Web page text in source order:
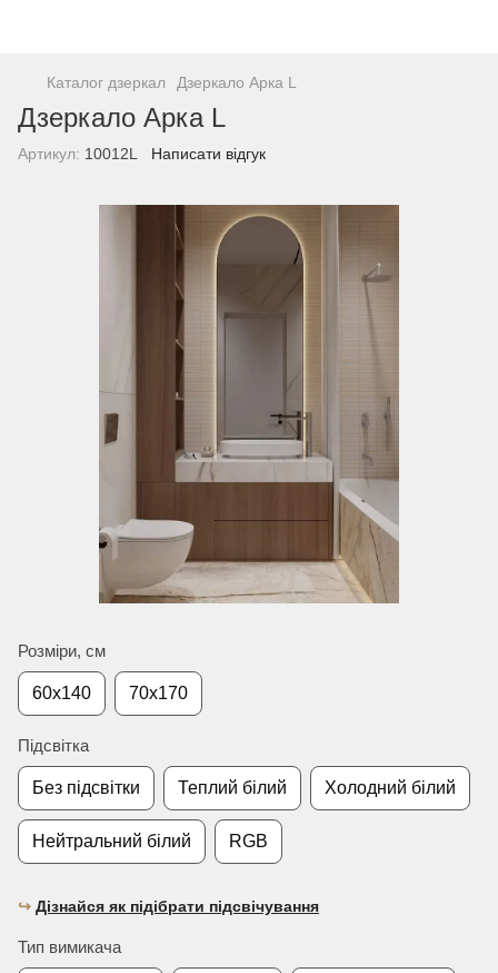
Каталог дзеркал Дзеркало Арка L
Дзеркало Арка L
Артикул: 10012L Написати відгук
Розміри, см
60х140 70х170
Підсвітка
Без підсвітки Теплий білий Холодний білий
Нейтральний білий RGB
↪︎ Дізнайся як підібрати підсвічування
Тип вимикача